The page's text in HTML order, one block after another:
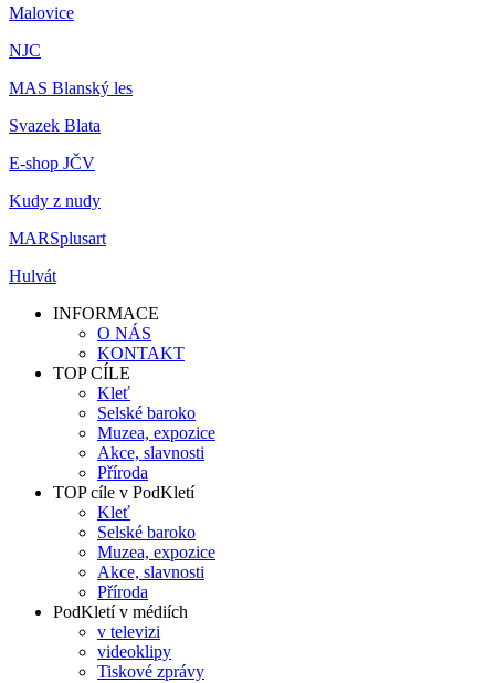
Malovice
NJC
MAS Blanský les
Svazek Blata
E-shop JČV
Kudy z nudy
MARSplusart
Hulvát
INFORMACE
O NÁS
KONTAKT
TOP CÍLE
Kleť
Selské baroko
Muzea, expozice
Akce, slavnosti
Příroda
TOP cíle v PodKletí
Kleť
Selské baroko
Muzea, expozice
Akce, slavnosti
Příroda
PodKletí v médiích
v televizi
videoklipy
Tiskové zprávy